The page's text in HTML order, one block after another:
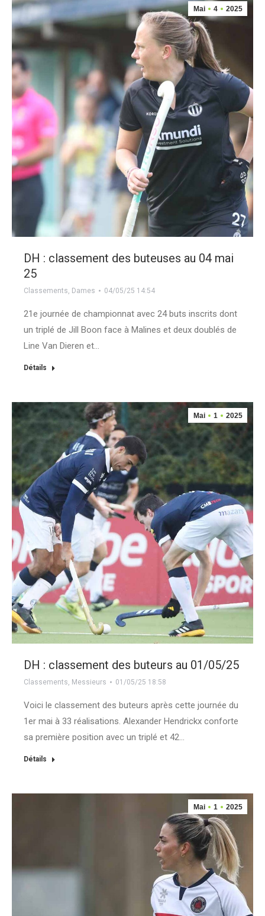
Mai 4 2025
DH : classement des buteuses au 04 mai
25
Classements, Dames 04/05/25 14:54
21e journée de championnat avec 24 buts inscrits dont
un triplé de Jill Boon face à Malines et deux doublés de
Line Van Dieren et…
Détails
Mai 1 2025
DH : classement des buteurs au 01/05/25
Classements, Messieurs 01/05/25 18:58
Voici le classement des buteurs après cette journée du
1er mai à 33 réalisations. Alexander Hendrickx conforte
sa première position avec un triplé et 42…
Détails
Mai 1 2025